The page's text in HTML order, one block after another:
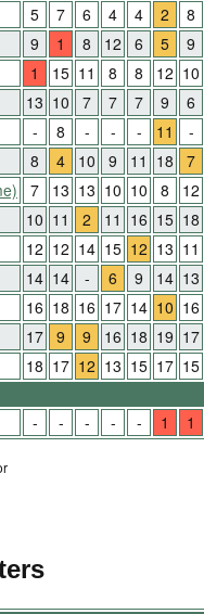
5 7 6 4 4 2 8
9
1 8 12 6 5 9
1 15 11 8 8 12 10
13 10 7 7 7 9 6
-
8 - - - 11 -
8 4 10 9 11 18 7
7 13 13 10 10 8 12
10 11 2 11 16 15 18
12 12 14 15 12 13 11
14 14 - 6 9 14 13
16 18 16 17 14 10 16
17 9 9 16 18 19 17
18 17 12 13 15 17 15
-
- - - - 1 1